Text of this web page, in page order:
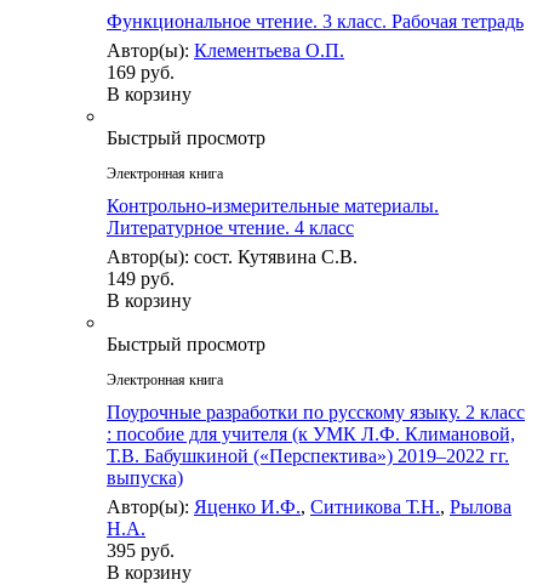
Функциональное чтение. 3 класс. Рабочая тетрадь
Автор(ы): Клементьева О.П.
169 руб.
В корзину
Быстрый просмотр
Электронная книга
Контрольно-измерительные материалы.
Литературное чтение. 4 класс
Автор(ы): сост. Кутявина С.В.
149 руб.
В корзину
Быстрый просмотр
Электронная книга
Поурочные разработки по русскому языку. 2 класс
: пособие для учителя (к УМК Л.Ф. Климановой,
Т.В. Бабушкиной («Перспектива») 2019–2022 гг.
выпуска)
Автор(ы): Яценко И.Ф., Ситникова Т.Н., Рылова
Н.А.
395 руб.
В корзину